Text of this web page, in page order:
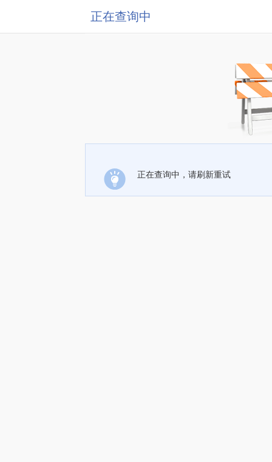
正在查询中
正在查询中，请刷新重试